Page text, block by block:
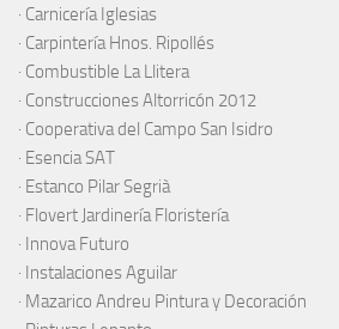
· Carnicería Iglesias
· Carpintería Hnos. Ripollés
· Combustible La Llitera
· Construcciones Altorricón 2012
· Cooperativa del Campo San Isidro
· Esencia SAT
· Estanco Pilar Segrià
· Flovert Jardinería Floristería
· Innova Futuro
· Instalaciones Aguilar
· Mazarico Andreu Pintura y Decoración